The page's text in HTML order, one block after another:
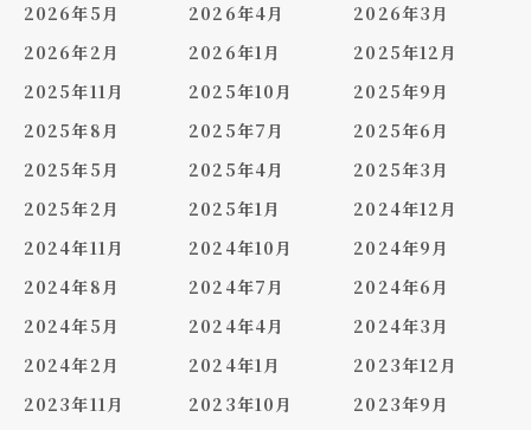
2026年5月
2026年4月
2026年3月
2026年2月
2026年1月
2025年12月
2025年11月
2025年10月
2025年9月
2025年8月
2025年7月
2025年6月
2025年5月
2025年4月
2025年3月
2025年2月
2025年1月
2024年12月
2024年11月
2024年10月
2024年9月
2024年8月
2024年7月
2024年6月
2024年5月
2024年4月
2024年3月
2024年2月
2024年1月
2023年12月
2023年11月
2023年10月
2023年9月